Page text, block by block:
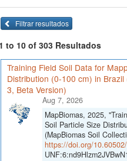
Filtrar resultados
to 10 of 303 Resultados
Training Field Soil Data for
Distribution (0-100 cm) in
3, Beta Version)
Aug 7, 2026
MapBiomas, 2025,
Soil Particle Size
(MapBiomas Soil
https://doi.org/